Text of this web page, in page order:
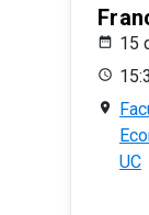
15
UC